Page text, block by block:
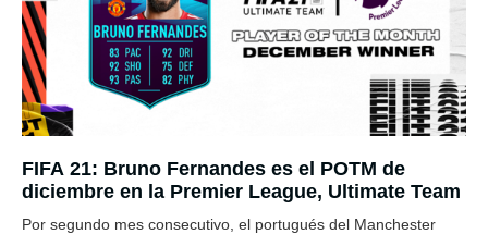
FIFA 21: Bruno Fernandes es el POTM de
diciembre en la Premier League, Ultimate Team
Por segundo mes consecutivo, el portugués del Manchester